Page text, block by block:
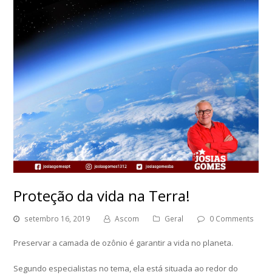
Proteção da vida na Terra!
setembro 16, 2019 Ascom Geral 0 Comments
Preservar a camada de ozônio é garantir a vida no planeta.
Segundo especialistas no tema, ela está situada ao redor do